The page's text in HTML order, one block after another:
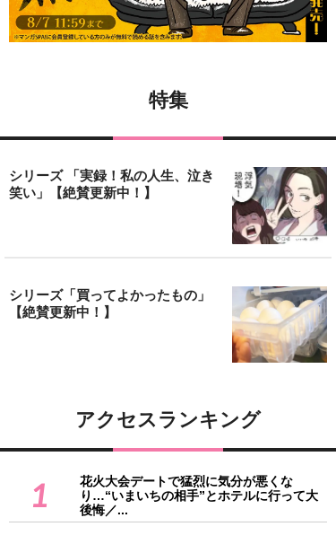
特集
シリーズ 「実録！私の人生、泣き
笑い」【絶賛更新中！】
シリーズ「買ってよかったもの」
【絶賛更新中！】
アクセスランキング
1
花火大会デートで猛烈に気分が悪くな
り…“いまいちの相手”とホテルに行って大
後悔／...